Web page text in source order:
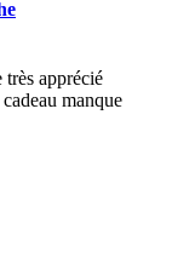
très apprécié
manque